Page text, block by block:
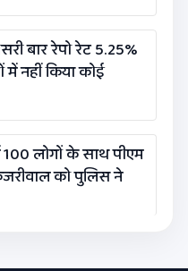
बार रेपो रेट 5.25%
में नहीं किया कोई
लोगों के साथ पीएम
को पुलिस ने